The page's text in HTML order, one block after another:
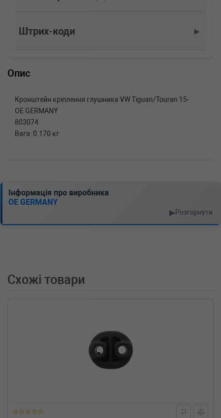
Потужність: 150HP)
Штрих-коди ▶
Опис
Кронштейн кріплення глушника VW Tiguan/Touran 15-
OE GERMANY
803074
Вага: 0.170 кг
Інформація про виробника
OE GERMANY
▶Розгорнути
Схожі товари